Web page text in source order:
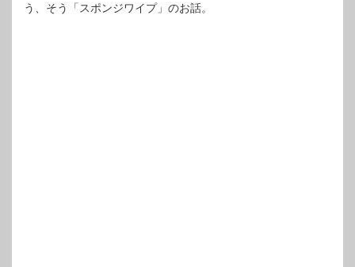
う、そう「スポンジワイプ」のお話。